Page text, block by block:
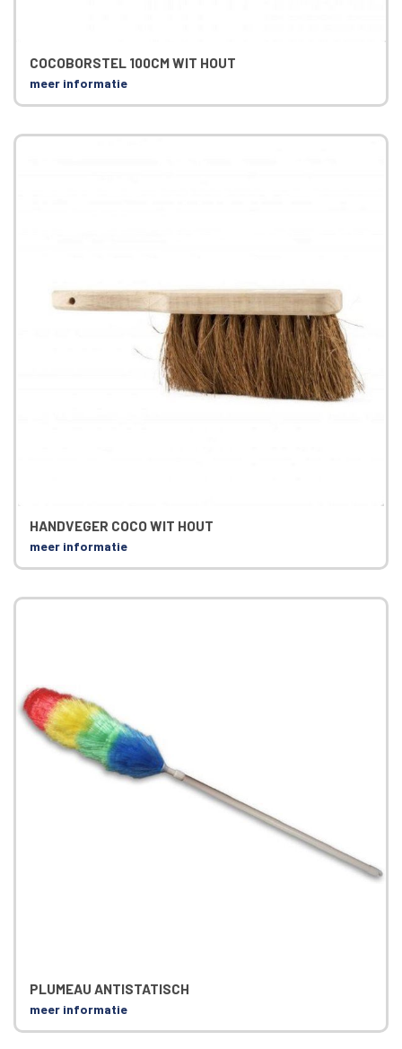
COCOBORSTEL 100CM WIT HOUT
meer informatie
HANDVEGER COCO WIT HOUT
meer informatie
PLUMEAU ANTISTATISCH
meer informatie